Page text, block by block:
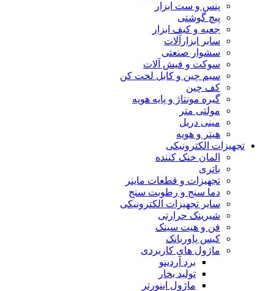
پنس و ست ابزار
پیچ گوشتی
جعبه و کیف ابزار
سایر ابزارآلات
سشوار صنعتی
سوکت و فیش آلات
سیم چین و کابل لخت کن
کف چین
گیره مونتاژ و پایه هویه
مولتی متر
مینی دریل
هیتر و هویه
تجهیزات الکترونیکی
المان خنک کننده
باتری
تجهیزات و قطعات ماینر
دما سنج و رطوبت سنج
سایر تجهیزات الکترونیکی
شیرینک حرارتی
فن و هیت سینک
کیس پاوربانک
ماژول های کاربردی
برد آردینو
تولید بخار
ماژول اینورتر